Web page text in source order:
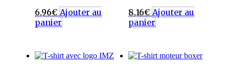
6,96€ Ajouter au
panier
8,16€ Ajouter au
panier